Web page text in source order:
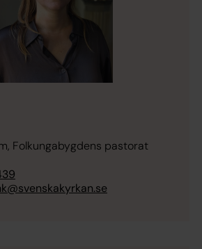
Folkungabygdens pastorat